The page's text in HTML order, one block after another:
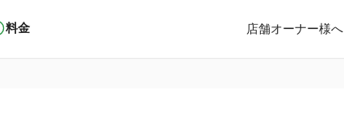
料金 店舗オーナー様へ